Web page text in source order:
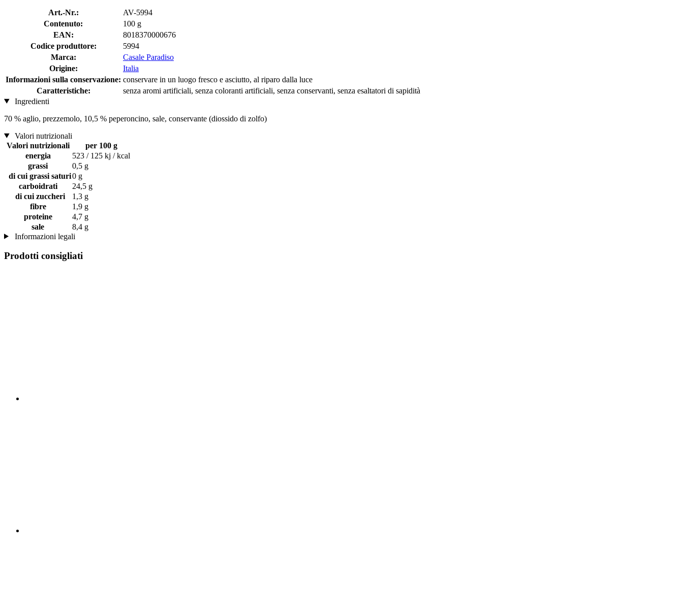
Art.-Nr.:
AV-5994
Contenuto:
100 g
EAN:
8018370000676
Codice produttore:
5994
Marca:
Casale Paradiso
Origine:
Italia
Informazioni sulla conservazione: conservare in un luogo fresco e asciutto, al riparo dalla luce
Caratteristiche:
senza aromi artificiali, senza coloranti artificiali, senza conservanti, senza esaltatori di sapidità
Ingredienti
70 % aglio, prezzemolo, 10,5 % peperoncino, sale, conservante (diossido di zolfo)
Valori nutrizionali
Valori nutrizionali
per 100 g
energia
523 / 125 kj / kcal
grassi
0,5 g
di cui grassi saturi0 g
carboidrati
24,5 g
di cui zuccheri
1,3 g
fibre
1,9 g
proteine
4,7 g
sale
8,4 g
Informazioni legali
Prodotti consigliati